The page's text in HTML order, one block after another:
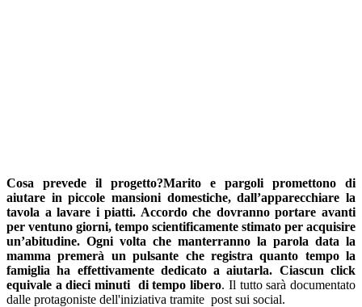
Cosa prevede il progetto?Marito e pargoli promettono di
aiutare in piccole mansioni domestiche, dall’apparecchiare la
tavola a lavare i piatti. Accordo che dovranno portare avanti
per ventuno giorni, tempo scientificamente stimato per acquisire
un’abitudine. Ogni volta che manterranno la parola data la
mamma premerà un pulsante che registra quanto tempo la
famiglia ha effettivamente dedicato a aiutarla. Ciascun click
equivale a dieci minuti di tempo libero. Il tutto sarà documentato
dalle protagoniste dell'iniziativa tramite post sui social.